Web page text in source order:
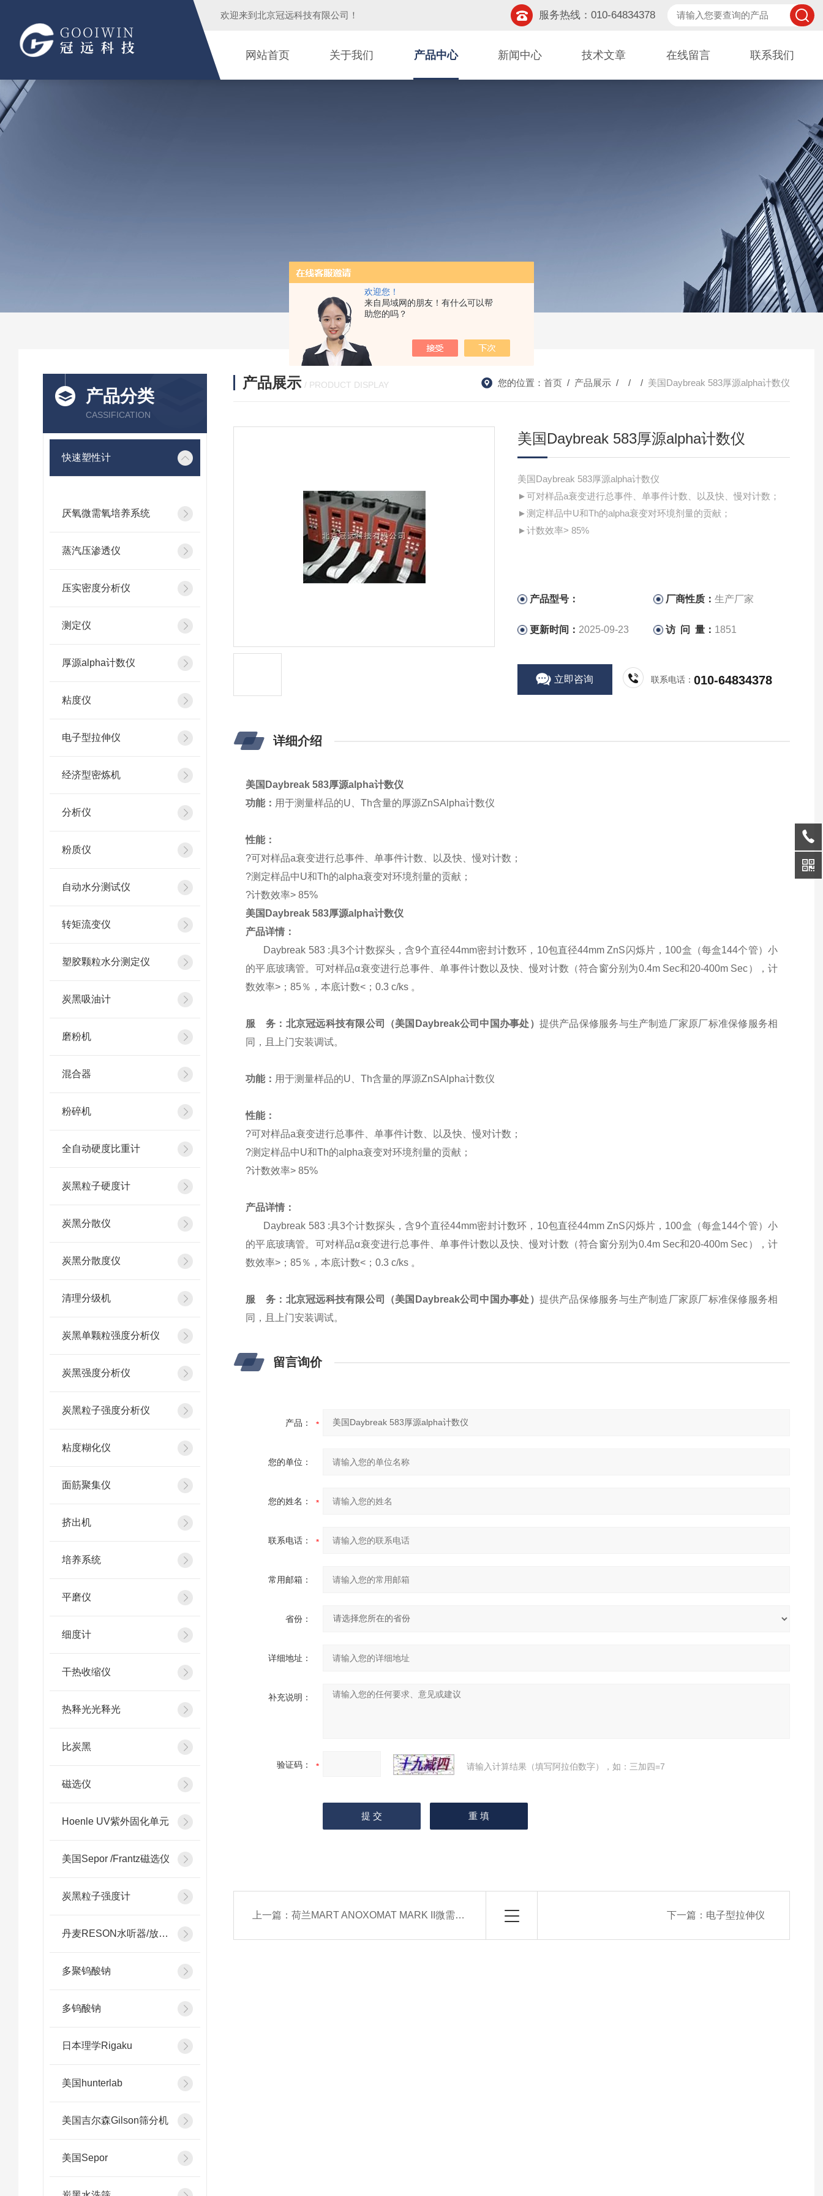
欢迎您！
来自局域网的朋友！有什么可以帮
助您的吗？
欢迎来到 北京冠远科技有限公司 ！ 服务热线：010-64834378
网站首页 关于我们 产品中心 新闻中心 技术文章 在线留言 联系我们
产品分类
CASSIFICATION
快速塑性计
厌氧微需氧培养系统
蒸汽压渗透仪
压实密度分析仪
测定仪
厚源alpha计数仪
粘度仪
电子型拉伸仪
经济型密炼机
分析仪
粉质仪
自动水分测试仪
转矩流变仪
塑胶颗粒水分测定仪
炭黑吸油计
磨粉机
混合器
粉碎机
全自动硬度比重计
炭黑粒子硬度计
炭黑分散仪
炭黑分散度仪
清理分级机
炭黑单颗粒强度分析仪
炭黑强度分析仪
炭黑粒子强度分析仪
粘度糊化仪
面筋聚集仪
挤出机
培养系统
平磨仪
细度计
干热收缩仪
热释光光释光
比炭黑
磁选仪
Hoenle UV紫外固化单元
美国Sepor /Frantz磁选仪
炭黑粒子强度计
丹麦RESON水听器/放大器
多聚钨酸钠
多钨酸钠
日本理学Rigaku
美国hunterlab
美国吉尔森Gilson筛分机
美国Sepor
产品展示 / PRODUCT DISPLAY 您的位置： 首页 / 产品展示 / / / 美国Daybreak 583厚源alpha计数仪
美国Daybreak 583厚源alpha计数仪
美国Daybreak 583厚源alpha计数仪
►可对样品a衰变进行总事件、单事件计数、以及快、慢对计数；
►测定样品中U和Th的alpha衰变对环境剂量的贡献；
►计数效率> 85%
产品型号： 厂商性质：生产厂家
更新时间： 2025-09-23 访 问 量： 1851
立即咨询 联系电话：010-64834378
详细介绍
美国Daybreak 583厚源alpha计数仪
功能： 用于测量样品的U、Th含量的厚源ZnSAlpha计数仪
性能：
?可对样品a衰变进行总事件、单事件计数、以及快、慢对计数；
?测定样品中U和Th的alpha衰变对环境剂量的贡献；
?计数效率> 85%
美国Daybreak 583厚源alpha计数仪
产品详情：
Daybreak 583 :具3个计数探头，含9个直径44mm密封计数环，10包直径44mm ZnS闪烁片，100盒（每盒144个管）小
的平底玻璃管。可对样品α衰变进行总事件、单事件计数以及快、慢对计数（符合窗分别为0.4m Sec和20-400m Sec），计
数效率>；85％，本底计数<；0.3 c/ks 。
服 务：北京冠远科技有限公司（美国Daybreak公司中国办事处） 提供产品保修服务与生产制造厂家原厂标准保修服务相
同，且上门安装调试。
功能： 用于测量样品的U、Th含量的厚源ZnSAlpha计数仪
性能：
?可对样品a衰变进行总事件、单事件计数、以及快、慢对计数；
?测定样品中U和Th的alpha衰变对环境剂量的贡献；
?计数效率> 85%
产品详情：
Daybreak 583 :具3个计数探头，含9个直径44mm密封计数环，10包直径44mm ZnS闪烁片，100盒（每盒144个管）小
的平底玻璃管。可对样品α衰变进行总事件、单事件计数以及快、慢对计数（符合窗分别为0.4m Sec和20-400m Sec），计
数效率>；85％，本底计数<；0.3 c/ks 。
服 务：北京冠远科技有限公司（美国Daybreak公司中国办事处） 提供产品保修服务与生产制造厂家原厂标准保修服务相
同，且上门安装调试。
留言询价
产品：
您的单位：
您的姓名：
联系电话：
常用邮箱：
省份：
详细地址：
补充说明：
验证码： 请输入计算结果（填写阿拉伯数字），如：三加四=7
上一篇：荷兰MART ANOXOMAT MARK II微需氧培养系统 下一篇： 电子型拉伸仪